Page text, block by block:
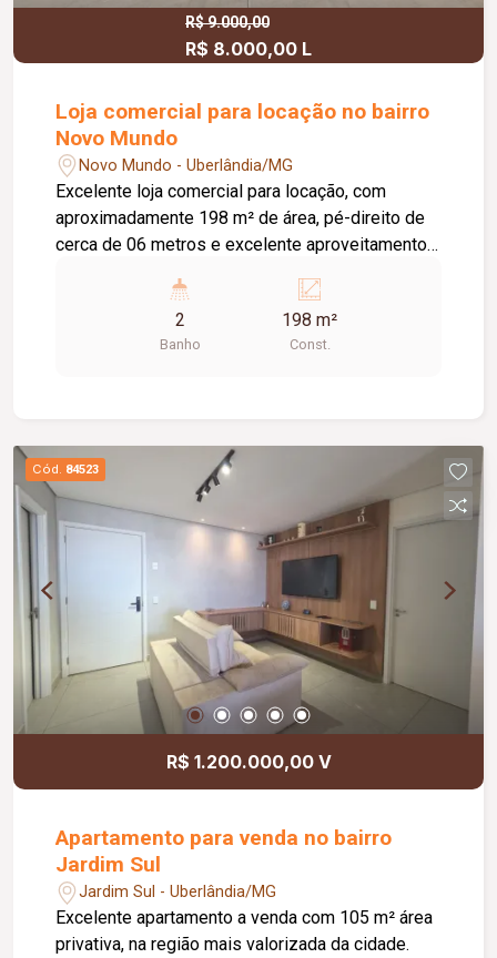
R$ 9.000,00
R$ 8.000,00 L
Loja comercial para locação no bairro
Novo Mundo
Novo Mundo - Uberlândia/MG
Excelente loja comercial para locação, com
aproximadamente 198 m² de área, pé-direito de
cerca de 06 metros e excelente aproveitamento
usinado, telhado com isolamento acústico e
térmico, 02 banheiros e estacionamento frontal,
oferecendo praticidade, conforto e estrutura ideal
2
Banho
198 m²
Const.
Cód. 84523
R$ 1.200.000,00 V
Apartamento para venda no bairro
Jardim Sul
Jardim Sul - Uberlândia/MG
Excelente apartamento a venda com 105 m² área
privativa, na região mais valorizada da cidade.